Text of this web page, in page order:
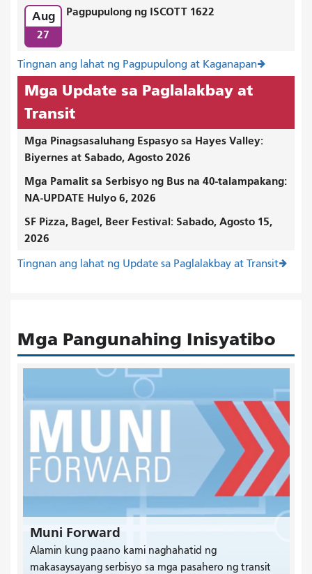
Aug
27
Pagpupulong ng ISCOTT 1622
Tingnan ang lahat ng Pagpupulong at Kaganapan
Mga Update sa Paglalakbay at
Transit
Mga Pinagsasaluhang Espasyo sa Hayes Valley:
Biyernes at Sabado, Agosto 2026
Mga Pamalit sa Serbisyo ng Bus na 40-talampakang:
NA-UPDATE Hulyo 6, 2026
SF Pizza, Bagel, Beer Festival: Sabado, Agosto 15,
2026
Tingnan ang lahat ng Update sa Paglalakbay at Transit
Mga Pangunahing Inisyatibo
Muni Forward
Alamin kung paano kami naghahatid ng
makasaysayang serbisyo sa mga pasahero ng transit